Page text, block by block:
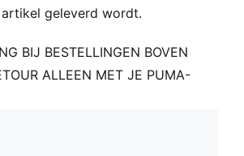
geleverd wordt.
BIJ BESTELLINGEN BOVEN
ALLEEN MET JE PUMA-